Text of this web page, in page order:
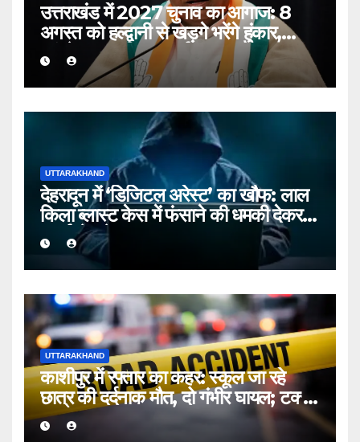
उत्तराखंड में 2027 चुनाव का आगाज: 8
अगस्त को हल्द्वानी से खड़गे भरेंगे हुंकार,
कांग्रेस का शक्ति प्रदर्शन
UTTARAKHAND
देहरादून में ‘डिजिटल अरेस्ट’ का खौफ: लाल
किला ब्लास्ट केस में फंसाने की धमकी देकर
बुजुर्ग से ठगे ₹13 लाख
UTTARAKHAND
काशीपुर में रफ्तार का कहर: स्कूल जा रहे
छात्र की दर्दनाक मौत, दो गंभीर घायल; टक्कर
मारकर चालक फरार